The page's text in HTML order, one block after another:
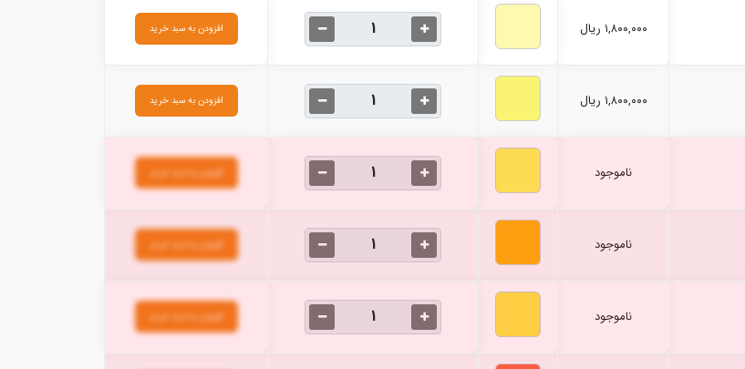
۱,۸۰۰,۰۰۰ ریال افزودن به سبد خرید
۱,۸۰۰,۰۰۰ ریال افزودن به سبد خرید
ناموجود افزودن به سبد خرید
ناموجود افزودن به سبد خرید
ناموجود افزودن به سبد خرید